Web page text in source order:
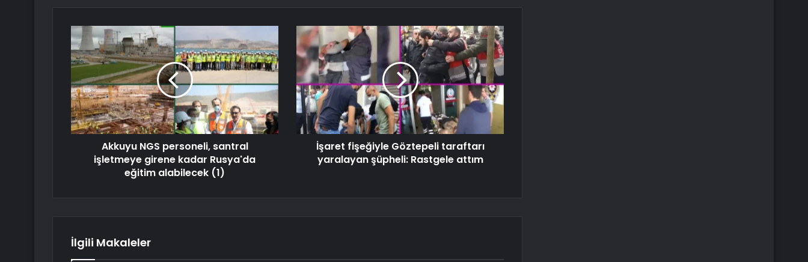
Akkuyu NGS personeli, santral
işletmeye girene kadar Rusya'da
eğitim alabilecek (1)
İşaret fişeğiyle Göztepeli taraftarı
yaralayan şüpheli: Rastgele attım
İlgili Makaleler